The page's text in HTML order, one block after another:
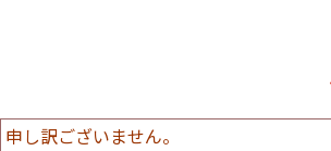
申し訳ございません。